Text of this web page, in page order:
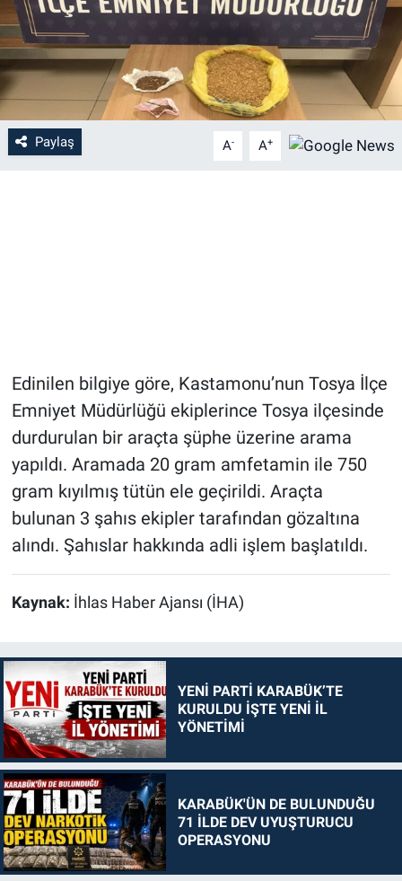
Paylaş A- A+
Edinilen bilgiye göre, Kastamonu’nun Tosya İlçe
Emniyet Müdürlüğü ekiplerince Tosya ilçesinde
durdurulan bir araçta şüphe üzerine arama
yapıldı. Aramada 20 gram amfetamin ile 750
gram kıyılmış tütün ele geçirildi. Araçta
bulunan 3 şahıs ekipler tarafından gözaltına
alındı. Şahıslar hakkında adli işlem başlatıldı.
Kaynak: İhlas Haber Ajansı (İHA)
YENİ PARTİ KARABÜK’TE
KURULDU İŞTE YENİ İL
YÖNETİMİ
KARABÜK'ÜN DE BULUNDUĞU
71 İLDE DEV UYUŞTURUCU
OPERASYONU